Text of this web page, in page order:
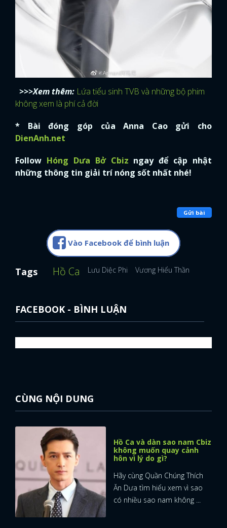
>>>Xem thêm: Lứa tiểu sinh TVB và những bộ phim
không xem là phí cả đời
* Bài đóng góp của Anna Cao gửi cho
DienAnh.net
Follow Hóng Dưa Bở Cbiz ngay để cập nhật
những thông tin giải trí nóng sốt nhất nhé!
Gửi bài
Vào Facebook để bình luận
Tags Hồ Ca Lưu Diệc Phi Vương Hiểu Thần
FACEBOOK - BÌNH LUẬN
CÙNG NỘI DUNG
Hồ Ca và dàn sao nam Cbiz
không muốn quay cảnh
hôn vì lý do gì?
Hãy cùng Quần Chúng Thích
Ăn Dưa tìm hiểu xem vì sao
có nhiều sao nam không ...